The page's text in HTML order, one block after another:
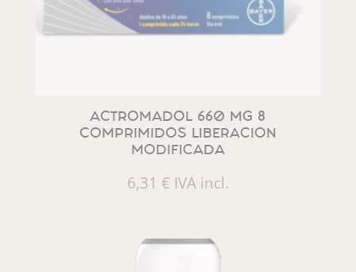
ACTROMADOL 660 MG 8
COMPRIMIDOS LIBERACION
MODIFICADA
6,31 € IVA incl.